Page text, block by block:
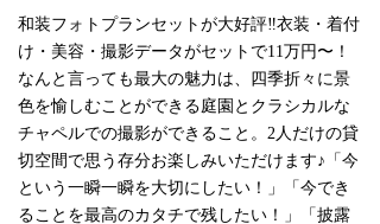
和装フォトプランセットが大好評‼︎衣装・着付
け・美容・撮影データがセットで11万円〜！
なんと言っても最大の魅力は、四季折々に景
色を愉しむことができる庭園とクラシカルな
チャペルでの撮影ができること。2人だけの貸
切空間で思う存分お楽しみいただけます♪「今
という一瞬一瞬を大切にしたい！」「今でき
ることを最高のカタチで残したい！」「披露